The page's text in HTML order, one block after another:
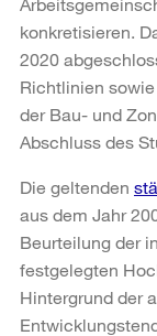
konkretisieren.
2020
Richtlinien
der Bau- und
Abschluss des
Die geltenden
aus dem Jahr
Beurteilung der
festgelegten
Hintergrund der